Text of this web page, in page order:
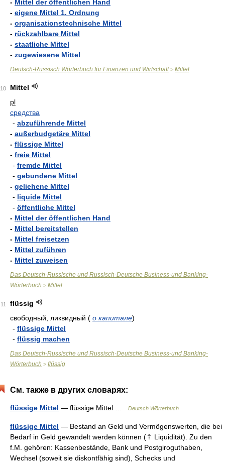
- Mittel der öffentlichen Hand
- eigene Mittel 1. Ordnung
- organisationstechnische Mittel
- rückzahlbare Mittel
- staatliche Mittel
- zugewiesene Mittel
Deutsch-Russisch Wörterbuch für Finanzen und Wirtschaft> Mittel
10
Mittel
pl
средства
- abzuführende Mittel
- außerbudgetäre Mittel
- flüssige Mittel
- freie Mittel
- fremde Mittel
- gebundene Mittel
- geliehene Mittel
- liquide Mittel
- öffentliche Mittel
- Mittel der öffentlichen Hand
- Mittel bereitstellen
- Mittel freisetzen
- Mittel zuführen
- Mittel zuweisen
Das Deutsch-Russische und Russisch-Deutsche Business-und Banking-
Wörterbuch > Mittel
11
flüssig
свободный, ликвидный ( о капитале)
- flüssige Mittel
- flüssig machen
Das Deutsch-Russische und Russisch-Deutsche Business-und Banking-
Wörterbuch > flüssig
См. также в других словарях:
flüssige Mittel — flüssige Mittel … Deutsch Wörterbuch
flüssige Mittel — Bestand an Geld und Vermögenswerten, die bei
Bedarf in Geld gewandelt werden können (⇡ Liquidität). Zu den
f.M. gehören: Kassenbestände, Bank und Postgiroguthaben,
Wechsel (soweit sie diskontfähig sind), Schecks und